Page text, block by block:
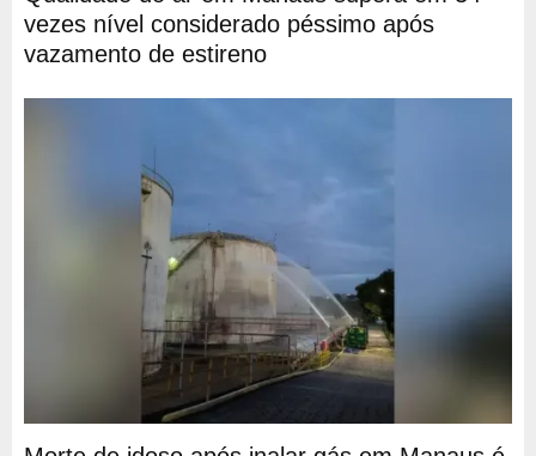
vezes nível considerado péssimo após
vazamento de estireno